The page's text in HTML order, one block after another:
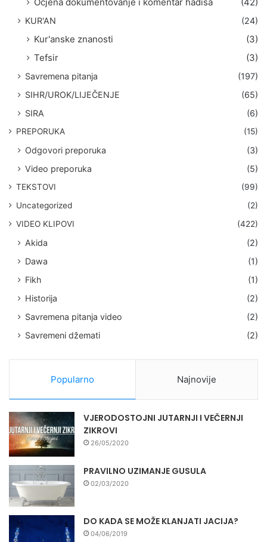
KUR'AN (24)
Kur'anske znanosti
(3)
Tefsir
(3)
Savremena pitanja
(197)
SIHR/UROK/LIJEČENJE
(65)
SIRA
(6)
PREPORUKA (15)
Odgovori preporuka
(3)
Video preporuka
(5)
TEKSTOVI
(99)
Uncategorized
(2)
VIDEO KLIPOVI
(422)
Akida
(2)
Dawa
(1)
Fikh
(1)
Historija
(2)
Savremena pitanja video
(2)
Savremeni džemati
(2)
Popularno Najnovije
VJERODOSTOJNI JUTARNJI I VEČERNJI
ZIKROVI
26/05/2020
PRAVILNO UZIMANJE GUSULA
02/03/2020
DO KADA SE MOŽE KLANJATI JACIJA?
04/06/2019